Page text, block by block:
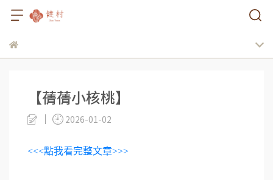
【蒨蒨小核桃】
2026-01-02
<<<點我看完整文章>>>